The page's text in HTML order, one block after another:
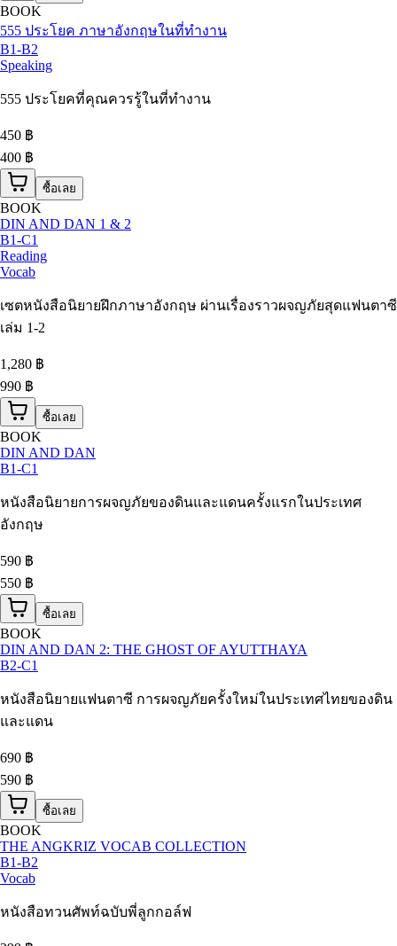
BOOK
555 ประโยค ภาษาอังกฤษในที่ทำงาน
B1-B2
Speaking
555 ประโยคที่คุณควรรู้ในที่ทำงาน
450 ฿
400 ฿
ซื้อเลย
BOOK
DIN AND DAN 1 & 2
B1-C1
Reading
Vocab
เซตหนังสือนิยายฝึกภาษาอังกฤษ ผ่านเรื่องราวผจญภัยสุดแฟนตาซี
เล่ม 1-2
1,280 ฿
990 ฿
ซื้อเลย
BOOK
DIN AND DAN
B1-C1
หนังสือนิยายการผจญภัยของดินและแดนครั้งแรกในประเทศ
อังกฤษ
590 ฿
550 ฿
ซื้อเลย
BOOK
DIN AND DAN 2: THE GHOST OF AYUTTHAYA
B2-C1
หนังสือนิยายแฟนตาซี การผจญภัยครั้งใหม่ในประเทศไทยของดิน
และแดน
690 ฿
590 ฿
ซื้อเลย
BOOK
THE ANGKRIZ VOCAB COLLECTION
B1-B2
Vocab
หนังสือทวนศัพท์ฉบับพี่ลูกกอล์ฟ